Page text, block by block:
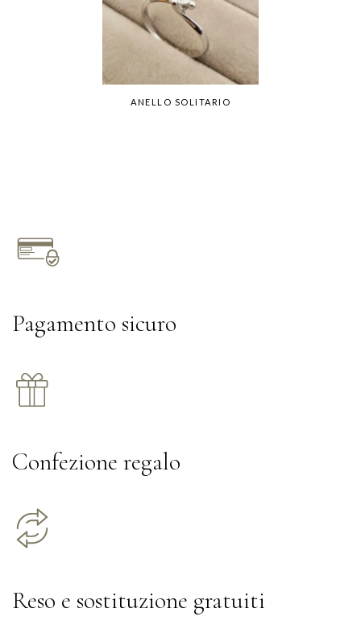
ANELLO SOLITARIO
Pagamento sicuro
Confezione regalo
Reso e sostituzione gratuiti